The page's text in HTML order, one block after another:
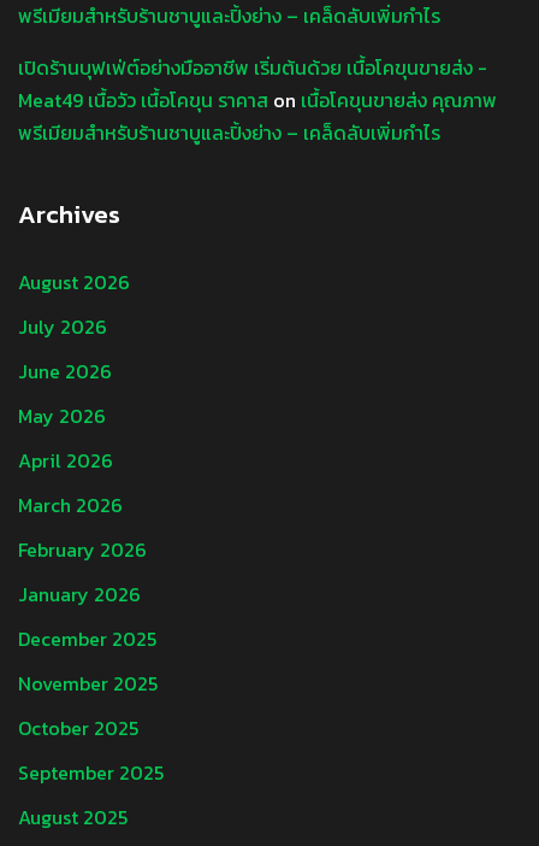
พรีเมียมสำหรับร้านชาบูและปิ้งย่าง – เคล็ดลับเพิ่มกำไร
เปิดร้านบุฟเฟ่ต์อย่างมืออาชีพ เริ่มต้นด้วย เนื้อโคขุนขายส่ง -
Meat49 เนื้อวัว เนื้อโคขุน ราคาส on เนื้อโคขุนขายส่ง คุณภาพ
พรีเมียมสำหรับร้านชาบูและปิ้งย่าง – เคล็ดลับเพิ่มกำไร
Archives
August 2026
July 2026
June 2026
May 2026
April 2026
March 2026
February 2026
January 2026
December 2025
November 2025
October 2025
September 2025
August 2025